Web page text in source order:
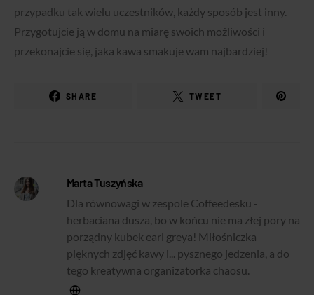
przypadku tak wielu uczestników, każdy sposób jest inny.
Przygotujcie ją w domu na miarę swoich możliwości i
przekonajcie się, jaka kawa smakuje wam najbardziej!
SHARE TWEET
Marta Tuszyńska
Dla równowagi w zespole Coffeedesku -
herbaciana dusza, bo w końcu nie ma złej pory na
porządny kubek earl greya! Miłośniczka
pięknych zdjęć kawy i... pysznego jedzenia, a do
tego kreatywna organizatorka chaosu.